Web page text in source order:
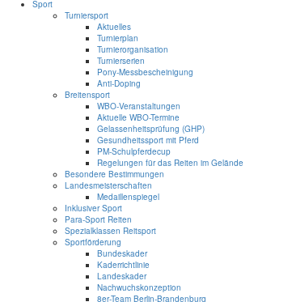
Sport
Turniersport
Aktuelles
Turnierplan
Turnierorganisation
Turnierserien
Pony-Messbescheinigung
Anti-Doping
Breitensport
WBO-Veranstaltungen
Aktuelle WBO-Termine
Gelassenheitsprüfung (GHP)
Gesundheitssport mit Pferd
PM-Schulpferdecup
Regelungen für das Reiten im Gelände
Besondere Bestimmungen
Landesmeisterschaften
Medaillenspiegel
Inklusiver Sport
Para-Sport Reiten
Spezialklassen Reitsport
Sportförderung
Bundeskader
Kaderrichtlinie
Landeskader
Nachwuchskonzeption
8er-Team Berlin-Brandenburg